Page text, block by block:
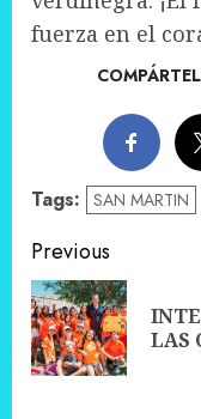
fuerza en el
Tags: SAN MARTIN
Post
navigation
Previous
LAS